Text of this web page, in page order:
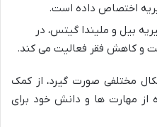
اختصاص داده است.
بیل و ملیندا گیتس، در
و کاهش فقر فعالیت می کند.
مختلفی صورت گیرد، از کمک
از مهارت ها و دانش خود برای